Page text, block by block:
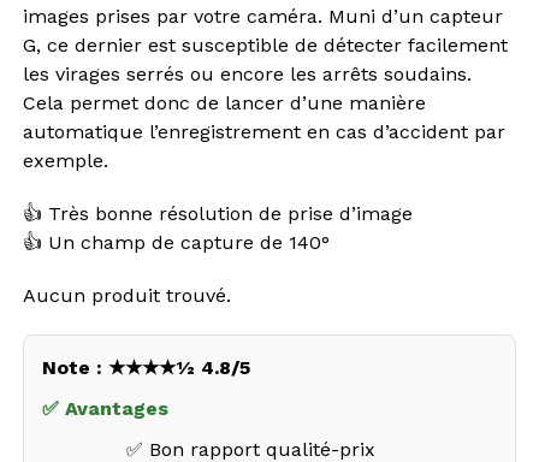
images prises par votre caméra. Muni d’un capteur
G, ce dernier est susceptible de détecter facilement
les virages serrés ou encore les arrêts soudains.
Cela permet donc de lancer d’une manière
automatique l’enregistrement en cas d’accident par
exemple.
👍 Très bonne résolution de prise d’image
👍 Un champ de capture de 140°
Aucun produit trouvé.
Note : ★★★★½ 4.8/5
✅ Avantages
✅ Bon rapport qualité-prix